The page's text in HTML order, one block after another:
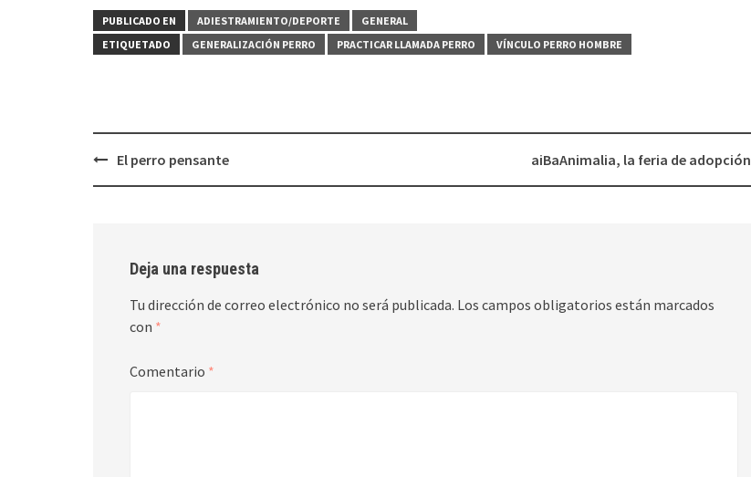
PUBLICADO EN ADIESTRAMIENTO/DEPORTE
GENERAL
ETIQUETADO
GENERALIZACIÓN PERRO PRACTICAR LLAMADA PERRO VÍNCULO PERRO HOMBRE
Navegación
de
El perro pensante aiBaAnimalia, la feria de adopción
Deja una respuesta
Tu dirección de correo electrónico no será publicada. Los campos obligatorios están marcados
con *
Comentario *